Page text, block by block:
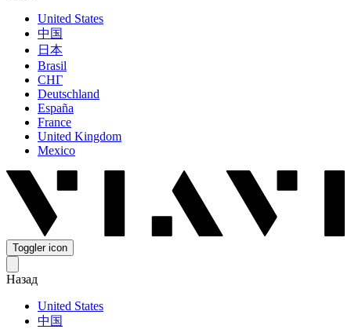
United States
中国
日本
Brasil
СНГ
Deutschland
España
France
United Kingdom
Mexico
Toggler icon
Назад
United States
中国